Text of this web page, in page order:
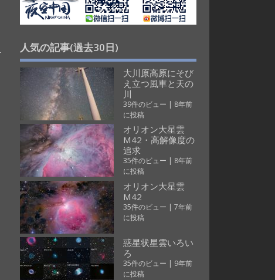
人気の記事(過去30日)
大川原高原にそび
え立つ風車と天の
川
39件のビュー | 8年前
に投稿
オリオン大星雲
M42・高解像度の
追求
35件のビュー | 8年前
に投稿
オリオン大星雲
M42
35件のビュー | 7年前
に投稿
惑星状星雲いろい
ろ
35件のビュー | 9年前
に投稿